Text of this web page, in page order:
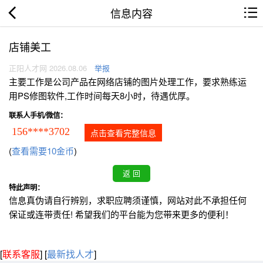
信息内容
店铺美工
正阳人才网 2026.08.06 举报
主要工作是公司产品在网络店铺的图片处理工作，要求熟练运
用PS修图软件,工作时间每天8小时，待遇优厚。
联系人手机/微信：
156****3702 点击查看完整信息
(查看需要10金币)
特此声明：
信息真伪请自行辨别，求职应聘须谨慎，网站对此不承担任何
保证或连带责任! 希望我们的平台能为您带来更多的便利！
[联系客服] [最新找人才]